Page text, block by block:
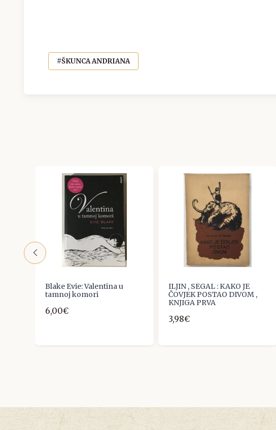
#ŠKUNCA ANDRIANA
Blake Evie: Valentina u
tamnoj komori
6,00€
ILJIN , SEGAL : KAKO JE
ČOVJEK POSTAO DIVOM ,
KNJIGA PRVA
3,98€